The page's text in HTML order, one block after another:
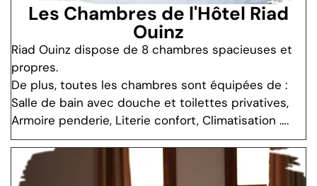
Les Chambres de l'Hôtel Riad
Ouinz
Riad Ouinz dispose de 8 chambres spacieuses et
propres.
De plus, toutes les chambres sont équipées de :
Salle de bain avec douche et toilettes privatives,
Armoire penderie, Literie confort, Climatisation ….